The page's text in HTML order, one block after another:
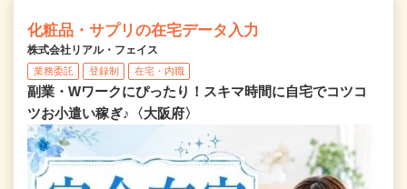
化粧品・サプリの在宅データ入力
株式会社リアル・フェイス
業務委託 登録制 在宅・内職
副業・Wワークにぴったり！スキマ時間に自宅でコツコ
ツお小遣い稼ぎ♪〈大阪府〉